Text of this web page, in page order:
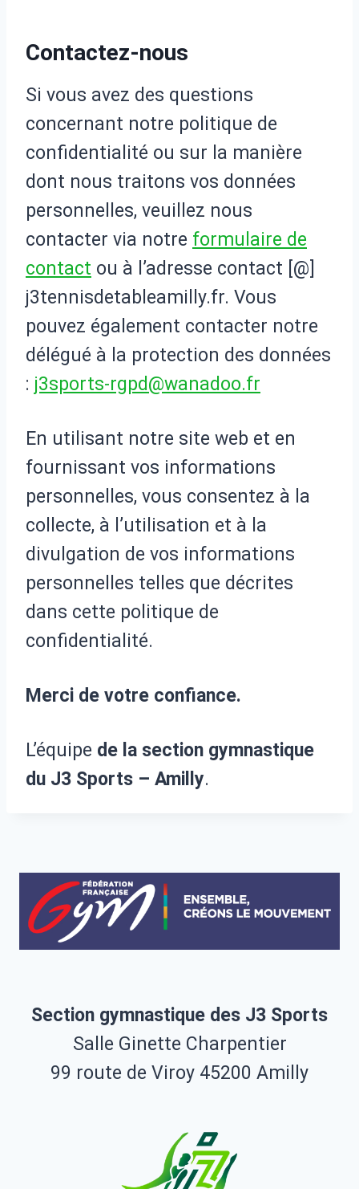
Contactez-nous
Si vous avez des questions
concernant notre politique de
confidentialité ou sur la manière
dont nous traitons vos données
personnelles, veuillez nous
contacter via notre formulaire de
contact ou à l’adresse contact [@]
j3tennisdetableamilly.fr. Vous
pouvez également contacter notre
délégué à la protection des données
: j3sports-rgpd@wanadoo.fr
En utilisant notre site web et en
fournissant vos informations
personnelles, vous consentez à la
collecte, à l’utilisation et à la
divulgation de vos informations
personnelles telles que décrites
dans cette politique de
confidentialité.
Merci de votre confiance.
L’équipe de la section gymnastique
du J3 Sports – Amilly.
Section gymnastique des J3 Sports
Salle Ginette Charpentier
99 route de Viroy 45200 Amilly